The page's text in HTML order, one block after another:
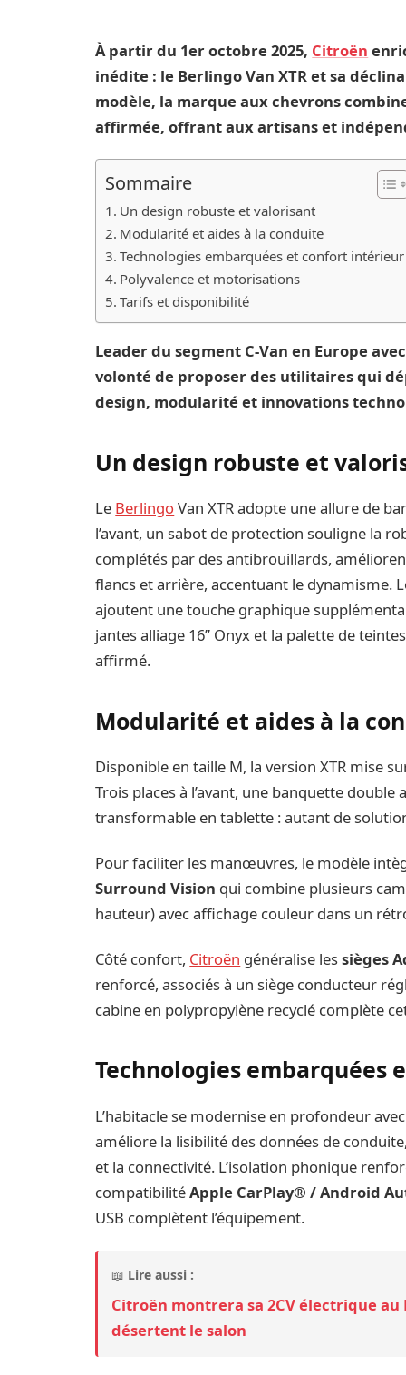
À partir du 1er octobre 2025, Citroën
inédite : le Berlingo Van XTR et sa
modèle, la marque aux chevrons
affirmée, offrant aux artisans et
Sommaire
Un design robuste et valorisant
Modularité et aides à la conduite
Technologies embarquées et confort intérieur
Polyvalence et motorisations
Tarifs et disponibilité
Leader du segment C-Van en Europe
volonté de proposer des utilitaires qui
design, modularité et innovations
Un design robuste et
Le BerlingoVan XTR adopte une allure de
l’avant, un sabot de protection souligne la
complétés par des antibrouillards,
flancs et arrière, accentuant le dynamisme.
ajoutent une touche graphique
jantes alliage 16’’ Onyx et la palette de
affirmé.
Modularité et aides à la
Disponible en taille M, la version XTR mise
Trois places à l’avant, une banquette
transformable en tablette : autant de
Pour faciliter les manœuvres, le modèle
Surround Vision qui combine plusieurs
hauteur) avec affichage couleur dans un
Côté confort, Citroën généralise lessièges
renforcé, associés à un siège conducteur
cabine en polypropylène recyclé complète
Technologies
L’habitacle se modernise en profondeur
améliore la lisibilité des données de
et la connectivité. L’isolation phonique
compatibilitéApple CarPlay® / Android
USB complètent l’équipement.
📖 Lire aussi :
Citroën montrera sa 2CV électrique
désertent le salon